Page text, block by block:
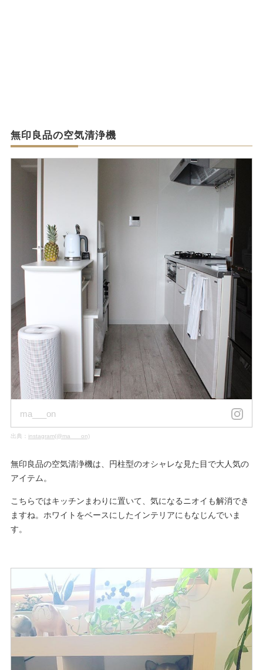
無印良品の空気清浄機
ma___on
出典： instagram(@ma___on)
無印良品の空気清浄機は、円柱型のオシャレな見た目で大人気の
アイテム。
こちらではキッチンまわりに置いて、気になるニオイも解消でき
ますね。ホワイトをベースにしたインテリアにもなじんでいま
す。